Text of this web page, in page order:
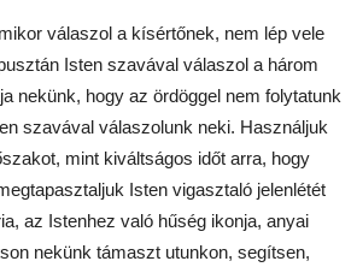
válaszol a kísértőnek, nem lép vele
Isten szavával válaszol a három
nekünk, hogy az ördöggel nem folytatunk
szavával válaszolunk neki. Használjuk
mint kiváltságos időt arra, hogy
Isten vigasztaló jelenlétét
az Istenhez való hűség ikonja, anyai
nekünk támaszt utunkon, segítsen,